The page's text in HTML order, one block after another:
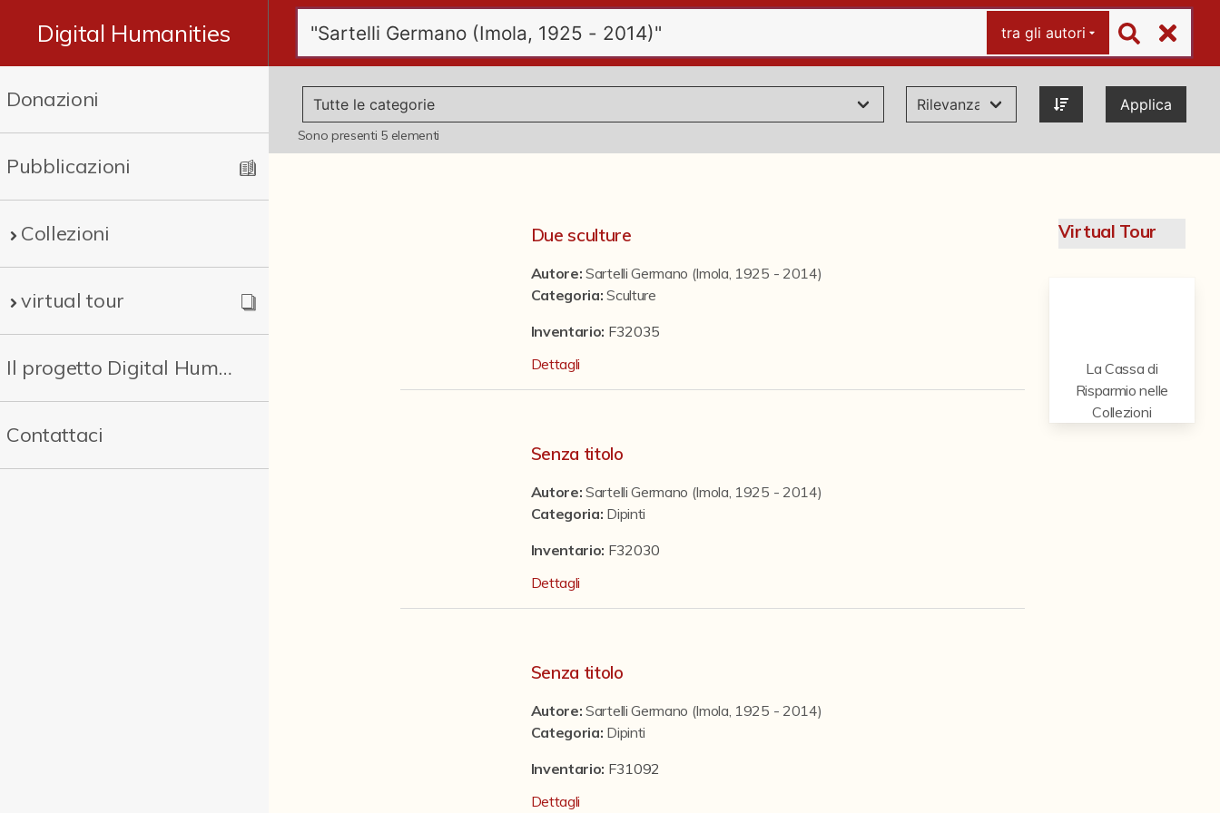
Digital Humanities
Donazioni
Pubblicazioni
Collezioni
virtual tour
Il progetto Digital Humanities
Contattaci
tra gli autori
Applica
Sono presenti 5elementi
Due sculture
Autore:Sartelli Germano (Imola, 1925 - 2014)
Categoria:Sculture
Inventario: F32035
Dettagli
Senza titolo
Autore:Sartelli Germano (Imola, 1925 - 2014)
Categoria: Dipinti
Inventario: F32030
Dettagli
Senza titolo
Autore:Sartelli Germano (Imola, 1925 - 2014)
Categoria: Dipinti
Inventario: F31092
Dettagli
Virtual Tour
La Cassa di
Risparmio nelle
Collezioni